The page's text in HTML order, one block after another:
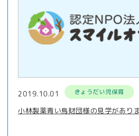
2019.10.01 きょうだい児保育
小林製薬青い鳥財団様の見学があり